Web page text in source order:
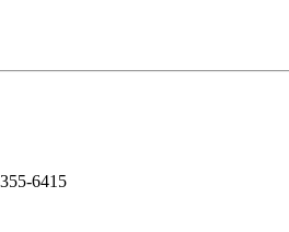
6415